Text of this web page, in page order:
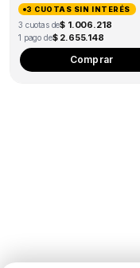
3 CUOTAS SIN INTERÉS
3 cuotas de$ 1.006.218
1 pago de$ 2.655.148
Comprar